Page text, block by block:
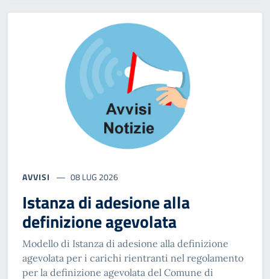
AVVISI 08 LUG 2026
Istanza di adesione alla
definizione agevolata
Modello di Istanza di adesione alla definizione
agevolata per i carichi rientranti nel regolamento
per la definizione agevolata del Comune di